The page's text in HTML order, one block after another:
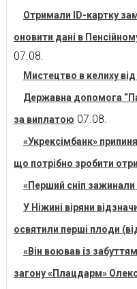
Отримали ID-картку
оновити дані в
07.08.
Мистецтво в келиху
Державна допомога
за виплатою 07.08.
«Укрексімбанк»
що потрібно зробити
«Перший сніп
У Ніжині віряни
освятили перші плоди
«Він воював із
загону «Плацдарм»